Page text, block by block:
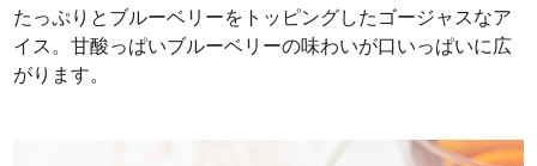
たっぷりとブルーベリーをトッピングしたゴージャスなア
イス。甘酸っぱいブルーベリーの味わいが口いっぱいに広
がります。